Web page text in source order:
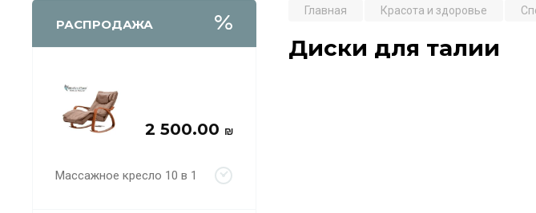
РАСПРОДАЖА
2 500.00 ₪
Массажное кресло 10 в 1
Главная Красота и здоровье
Диски для талии